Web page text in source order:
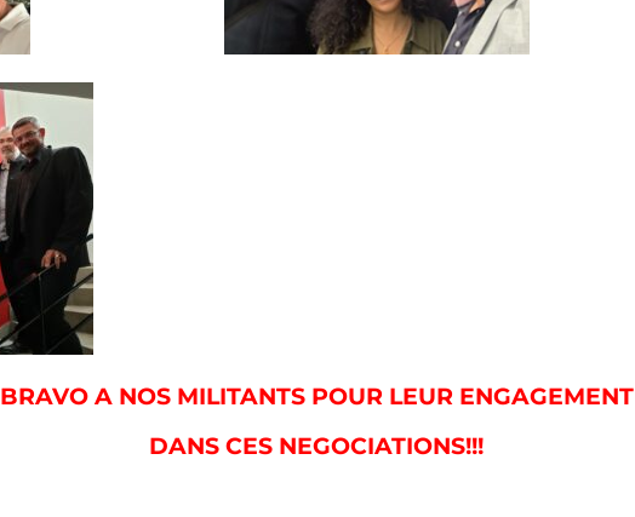
BRAVO A NOS MILITANTS POUR LEUR ENGAGEMENT
DANS CES NEGOCIATIONS!!!